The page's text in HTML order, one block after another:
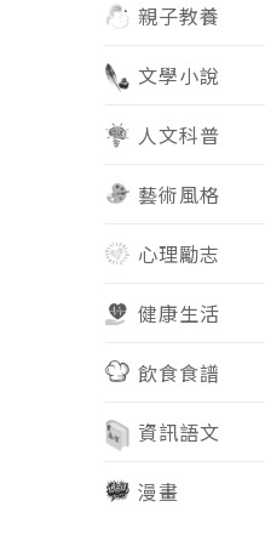
親子教養
文學小說
人文科普
藝術風格
心理勵志
健康生活
飲食食譜
資訊語文
漫畫